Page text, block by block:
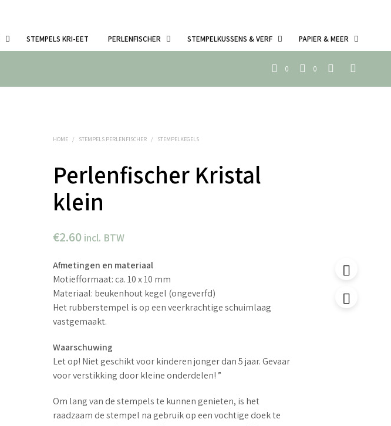
STEMPELS KRI-EET PERLENFISCHER STEMPELKUSSENS & VERF PAPIER & MEER
0 0
HOME / STEMPELS PERLENFISCHER / STEMPELKEGELS
Perlenfischer Kristal
klein
€2.60 incl. BTW
Afmetingen en materiaal
Motiefformaat: ca. 10 x 10 mm
Materiaal: beukenhout kegel (ongeverfd)
Het rubberstempel is op een veerkrachtige schuimlaag
vastgemaakt.
Waarschuwing
Let op! Niet geschikt voor kinderen jonger dan 5 jaar. Gevaar
voor verstikking door kleine onderdelen! ”
Om lang van de stempels te kunnen genieten, is het
raadzaam de stempel na gebruik op een vochtige doek te